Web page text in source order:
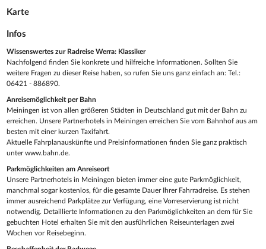
Karte
Infos
Wissenswertes zur Radreise Werra: Klassiker
Nachfolgend finden Sie konkrete und hilfreiche Informationen. Sollten Sie
weitere Fragen zu dieser Reise haben, so rufen Sie uns ganz einfach an: Tel.:
06421 - 886890.
Anreisemöglichkeit per Bahn
Meiningen ist von allen größeren Städten in Deutschland gut mit der Bahn zu
erreichen. Unsere Partnerhotels in Meiningen erreichen Sie vom Bahnhof aus am
besten mit einer kurzen Taxifahrt.
Aktuelle Fahrplanauskünfte und Preisinformationen finden Sie ganz praktisch
unter www.bahn.de.
Parkmöglichkeiten am Anreiseort
Unsere Partnerhotels in Meiningen bieten immer eine gute Parkmöglichkeit,
manchmal sogar kostenlos, für die gesamte Dauer Ihrer Fahrradreise. Es stehen
immer ausreichend Parkplätze zur Verfügung, eine Vorreservierung ist nicht
notwendig. Detaillierte Informationen zu den Parkmöglichkeiten an dem für Sie
gebuchten Hotel erhalten Sie mit den ausführlichen Reiseunterlagen zwei
Wochen vor Reisebeginn.